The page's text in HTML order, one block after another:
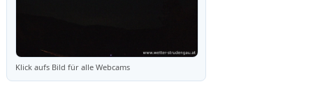
Klick aufs Bild für alle Webcams